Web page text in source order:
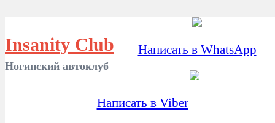
Insanity Club
Ногинский автоклуб
Написать в WhatsApp
Написать в Viber